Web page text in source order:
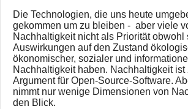
Die Technologien, die uns heute
gekommen um zu bleiben - aber viele
Nachhaltigkeit nicht als Priorität obwohl
Auswirkungen auf den Zustand
ökonomischer, sozialer und
Nachhaltigkeit haben. Nachhaltigkeit ist
Argument für Open-Source-Software.
nimmt nur wenige Dimensionen von
den Blick.